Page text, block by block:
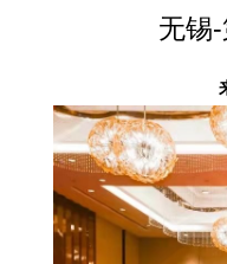
无锡